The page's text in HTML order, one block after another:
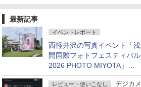
最新記事
イベントレポート
西軽井沢の写真イベント「浅
間国際フォトフェスティバル
2026 PHOTO MIYOTA」が
開幕
レビュー・使いこなし
デジカメ